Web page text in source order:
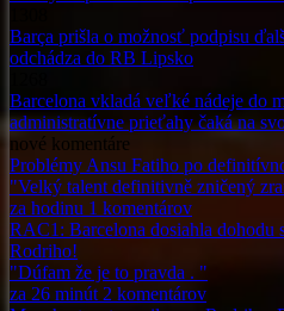
Barça prišla o možnosť podpisu
odchádza do RB Lipsko
Barcelona vkladá veľké nádeje do
administratívne prieťahy čaká na
nové komentáre
Problémy Ansu Fatiho po
"Velký talent definitivně zničený
za hodinu 1 komentárov
RAC1: Barcelona dosiahla
Rodriho!
"Dúfam že je to pravda . "
za 26 minút 2 komentárov